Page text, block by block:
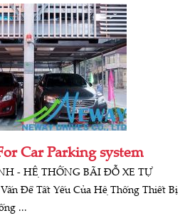
Car Parking system
- HỆ THỐNG BÃI ĐỖ XE TỰ
Đề Tất Yếu Của Hệ Thống Thiết Bị
...
CƠ CG-ẤN ĐỘ